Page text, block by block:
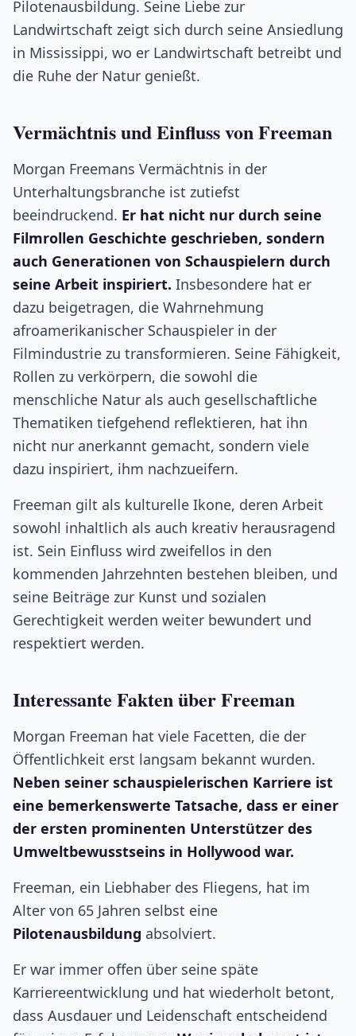
Pilotenausbildung. Seine Liebe zur
Landwirtschaft zeigt sich durch seine Ansiedlung
in Mississippi, wo er Landwirtschaft betreibt und
die Ruhe der Natur genießt.
Vermächtnis und Einfluss von Freeman
Morgan Freemans Vermächtnis in der
Unterhaltungsbranche ist zutiefst
beeindruckend. Er hat nicht nur durch seine
Filmrollen Geschichte geschrieben, sondern
auch Generationen von Schauspielern durch
seine Arbeit inspiriert. Insbesondere hat er
dazu beigetragen, die Wahrnehmung
afroamerikanischer Schauspieler in der
Filmindustrie zu transformieren. Seine Fähigkeit,
Rollen zu verkörpern, die sowohl die
menschliche Natur als auch gesellschaftliche
Thematiken tiefgehend reflektieren, hat ihn
nicht nur anerkannt gemacht, sondern viele
dazu inspiriert, ihm nachzueifern.
Freeman gilt als kulturelle Ikone, deren Arbeit
sowohl inhaltlich als auch kreativ herausragend
ist. Sein Einfluss wird zweifellos in den
kommenden Jahrzehnten bestehen bleiben, und
seine Beiträge zur Kunst und sozialen
Gerechtigkeit werden weiter bewundert und
respektiert werden.
Interessante Fakten über Freeman
Morgan Freeman hat viele Facetten, die der
Öffentlichkeit erst langsam bekannt wurden.
Neben seiner schauspielerischen Karriere ist
eine bemerkenswerte Tatsache, dass er einer
der ersten prominenten Unterstützer des
Umweltbewusstseins in Hollywood war.
Freeman, ein Liebhaber des Fliegens, hat im
Alter von 65 Jahren selbst eine
Pilotenausbildung absolviert.
Er war immer offen über seine späte
Karriereentwicklung und hat wiederholt betont,
dass Ausdauer und Leidenschaft entscheidend